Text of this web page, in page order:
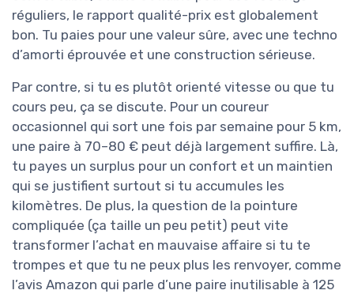
réguliers, le rapport qualité-prix est globalement
bon. Tu paies pour une valeur sûre, avec une techno
d’amorti éprouvée et une construction sérieuse.
Par contre, si tu es plutôt orienté vitesse ou que tu
cours peu, ça se discute. Pour un coureur
occasionnel qui sort une fois par semaine pour 5 km,
une paire à 70–80 € peut déjà largement suffire. Là,
tu payes un surplus pour un confort et un maintien
qui se justifient surtout si tu accumules les
kilomètres. De plus, la question de la pointure
compliquée (ça taille un peu petit) peut vite
transformer l’achat en mauvaise affaire si tu te
trompes et que tu ne peux plus les renvoyer, comme
l’avis Amazon qui parle d’une paire inutilisable à 125